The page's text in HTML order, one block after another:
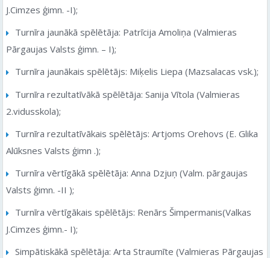
J.Cimzes ģimn. -I);
Turnīra jaunākā spēlētāja: Patrīcija Amoliņa (Valmieras
Pārgaujas Valsts ģimn. – I);
Turnīra jaunākais spēlētājs: Miķelis Liepa (Mazsalacas vsk.);
Turnīra rezultatīvākā spēlētāja: Sanija Vītola (Valmieras
2.vidusskola);
Turnīra rezultatīvākais spēlētājs: Artjoms Orehovs (E. Glika
Alūksnes Valsts ģimn .);
Turnīra vērtīgākā spēlētāja: Anna Dzjuņ (Valm. pārgaujas
Valsts ģimn. -II );
Turnīra vērtīgākais spēlētājs: Renārs Šimpermanis(Valkas
J.Cimzes ģimn.- I);
Simpātiskākā spēlētāja: Arta Straumīte (Valmieras Pārgaujas